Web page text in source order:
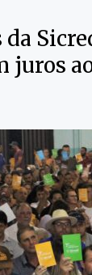
da
juros